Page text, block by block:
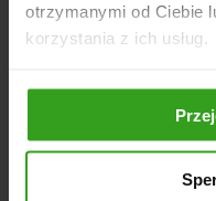
otrzymanymi od Ciebie
korzystania z ich usług.
NASI KLIENCI